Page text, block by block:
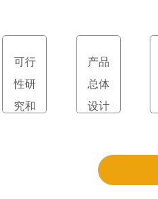
可行
性研
究和
产品
总体
设计